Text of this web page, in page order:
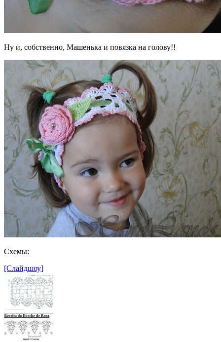
Ну и, собственно, Машенька и повязка на голову!!
Схемы:
[Слайдшоу]